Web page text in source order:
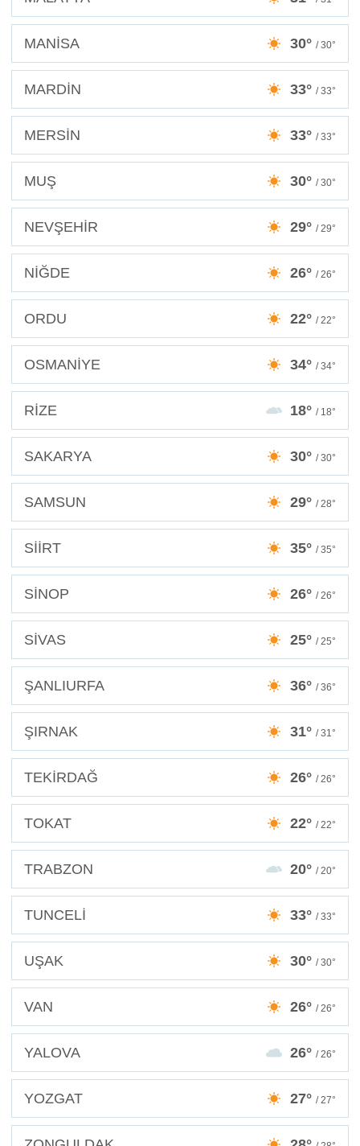
MANİSA 30° / 30°
MARDİN 33° / 33°
MERSİN 33° / 33°
MUŞ 30° / 30°
NEVŞEHİR 29° / 29°
NİĞDE 26° / 26°
ORDU 22° / 22°
OSMANİYE 34° / 34°
RİZE 18° / 18°
SAKARYA 30° / 30°
SAMSUN 29° / 28°
SİİRT 35° / 35°
SİNOP 26° / 26°
SİVAS 25° / 25°
ŞANLIURFA 36° / 36°
ŞIRNAK 31° / 31°
TEKİRDAĞ 26° / 26°
TOKAT 22° / 22°
TRABZON 20° / 20°
TUNCELİ 33° / 33°
UŞAK 30° / 30°
VAN 26° / 26°
YALOVA 26° / 26°
YOZGAT 27° / 27°